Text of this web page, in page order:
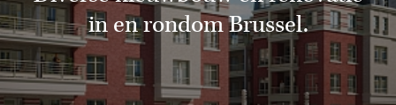
in en rondom Brussel.